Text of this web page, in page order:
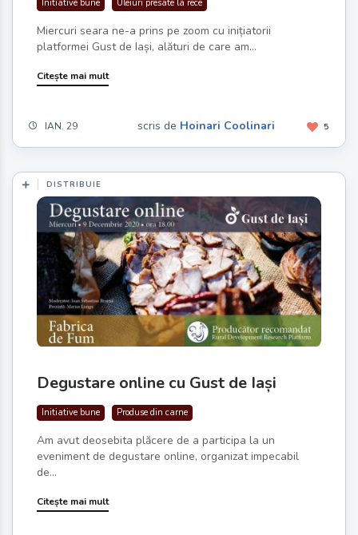
Initiative bune Uleiuri presate la rece
Miercuri seara ne-a prins pe zoom cu inițiatorii
platformei Gust de Iași, alături de care am...
Citește mai mult
IAN. 29 5
scris de Hoinari Coolinari
DISTRIBUIE
Degustare online cu Gust de Iași
Initiative bune Produse din carne
Am avut deosebita plăcere de a participa la un
eveniment de degustare online, organizat impecabil
de...
Citește mai mult